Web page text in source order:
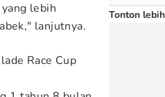
lebih
lanjutnya.
Race Cup
Tonton